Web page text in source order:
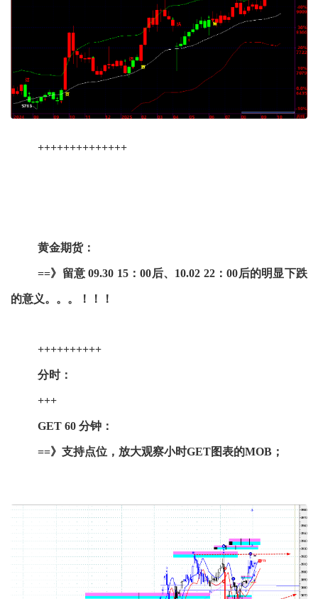
++++++++++++++
黄金期货：
==》留意 09.30 15：00后、10.02 22：00后的明显下跌
的意义。。。！！！
++++++++++
分时：
+++
GET 60 分钟：
==》支持点位，放大观察小时GET图表的MOB；